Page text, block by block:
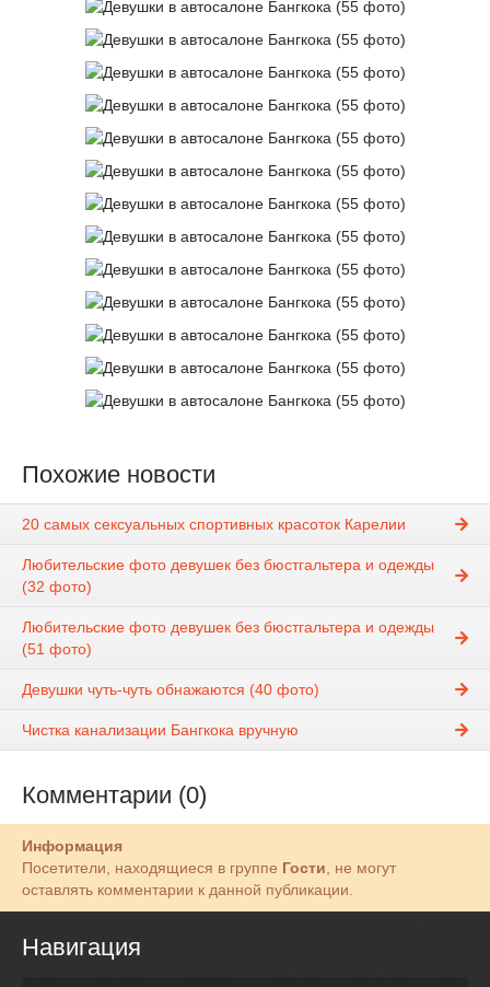
Похожие новости
20 самых сексуальных спортивных красоток Карелии
Любительские фото девушек без бюстгальтера и одежды
(32 фото)
Любительские фото девушек без бюстгальтера и одежды
(51 фото)
Девушки чуть-чуть обнажаются (40 фото)
Чистка канализации Бангкока вручную
Комментарии (0)
Информация
Посетители, находящиеся в группе Гости, не могут
оставлять комментарии к данной публикации.
Навигация